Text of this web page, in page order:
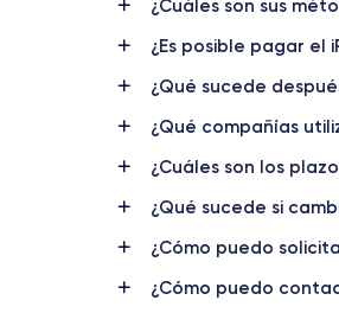
Nombre CPU
Apple A10 Fusion
PowerVR GT7600 GPU
12 MP
Resolución vídeo
¿Cuáles son sus
¿Es posible pagar el
¿Qué sucede
¿Qué compañías
¿Cuáles son los
¿Qué sucede si
¿Cómo puedo
¿Cómo puedo